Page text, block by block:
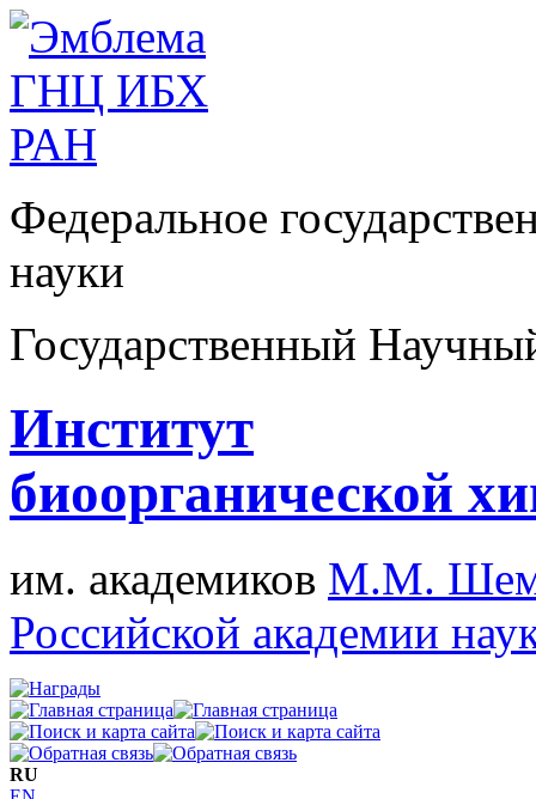
Федеральное
науки
Государственный
Институт
биоорганической
им. академиков М.М.
Российской академии
RU